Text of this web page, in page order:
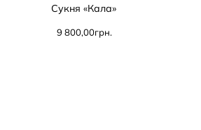
Сукня «Кала»
грн.
9 800,00